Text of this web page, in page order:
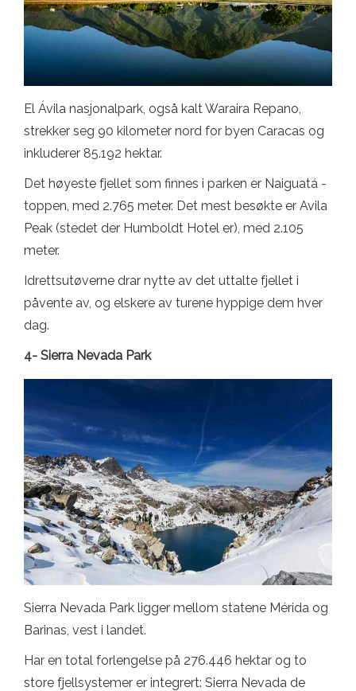
El Ávila nasjonalpark, også kalt Waraira Repano,
strekker seg 90 kilometer nord for byen Caracas og
inkluderer 85.192 hektar.
Det høyeste fjellet som finnes i parken er Naiguatá -
toppen, med 2.765 meter. Det mest besøkte er Avila
Peak (stedet der Humboldt Hotel er), med 2.105
meter.
Idrettsutøverne drar nytte av det uttalte fjellet i
påvente av, og elskere av turene hyppige dem hver
dag.
4- Sierra Nevada Park
Sierra Nevada Park ligger mellom statene Mérida og
Barinas, vest i landet.
Har en total forlengelse på 276.446 hektar og to
store fjellsystemer er integrert: Sierra Nevada de